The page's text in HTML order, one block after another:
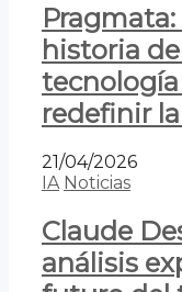
historia
redefinir
21/04/2026
IA Noticias
Claude
análisis